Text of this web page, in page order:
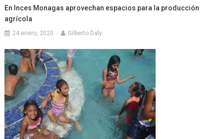
En Inces Monagas aprovechan espacios para la producción
agrícola
24 enero, 2020 Gilberto Daly